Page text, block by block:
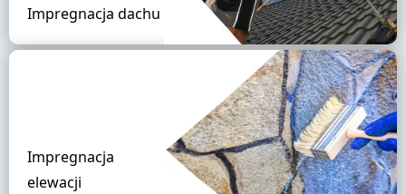
Impregnacja dachu
Impregnacja
elewacji